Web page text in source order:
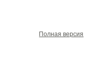
Полная версия